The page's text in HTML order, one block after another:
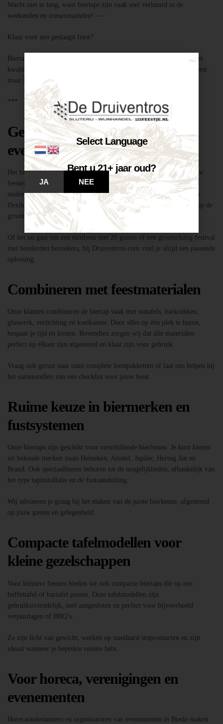
Wacht niet te lang, want biertaps zijn vaak snel verhuurd in de
weekenden en zomermaanden! —
Klaar voor een geslaagd feest?
Biertap huren locatie Breda – snel geregeld via Druiventros.com, met
kwaliteit en service van Slijterij Breda “de Druiventros”. Laat het feest
maar komen!
***
Geschikt voor elk type feest of
evenement
Het huren van een biertap in locatie Breda is niet alleen geschikt voor
feesten thuis, maar ook voor bedrijfsevenementen, buurtfeesten,
studentenfeestjes en verenigingsactiviteiten. Dankzij de mobiliteit en
flexibiliteit van onze tapinstallaties kunnen we moeiteloos inspelen op de
grootte en aard van elk evenement.
Of het nu gaat om een tuinfeest met 20 gasten of een grootschalig festival
met honderden bezoekers, bij Druiventros.com vind je altijd een passende
oplossing.
Combineren met feestmaterialen
Onze klanten combineren de biertap vaak met statafels, barkrukken,
glaswerk, verlichting en koelkasten. Door alles op één plek te huren,
bespaar je tijd én kosten. Bovendien zorgen wij dat alle materialen
perfect op elkaar zijn afgestemd en klaar zijn voor gebruik.
Vraag ook gerust naar onze complete feestpakketten of laat ons helpen bij
het samenstellen van een checklist voor jouw feest.
Ruime keuze in biermerken en
fustsystemen
Onze biertaps zijn geschikt voor verschillende bierfusten. Je kunt kiezen
uit bekende merken zoals Heineken, Amstel, Jupiler, Hertog Jan en
Brand. Ook speciaalbieren behoren tot de mogelijkheden, afhankelijk van
het type tapinstallatie en de fustaansluiting.
Wij adviseren je graag bij het maken van de juiste bierkeuze, afgestemd
op jouw gasten en gelegenheid.
Compacte tafelmodellen voor
kleine gezelschappen
Voor kleinere feesten bieden we ook compacte biertaps die op een
buffettafel of bartafel passen. Deze tafelmodellen zijn
gebruiksvriendelijk, snel aangesloten en perfect voor bijvoorbeeld
verjaardagen of BBQ’s.
Ze zijn licht van gewicht, werken op standaard stopcontacten en zijn
ideaal wanneer je beperkte ruimte hebt.
Voor horeca, verenigingen en
evenementen
Horecaondernemers en organisatoren van evenementen in Breda maken
Select Language
Bent u 21+ jaar oud?
JA NEE